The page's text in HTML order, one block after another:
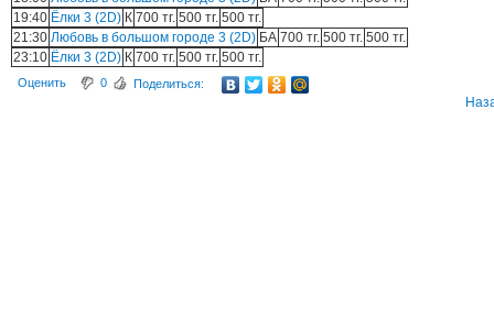
19:40 Ёлки 3 (2D) К 700 тг. 500 тг. 500 тг.
21:30 Любовь в большом городе 3 (2D) БА 700 тг. 500 тг. 500 тг.
23:10 Ёлки 3 (2D) К 700 тг. 500 тг. 500 тг.
Оценить 0 Поделиться: